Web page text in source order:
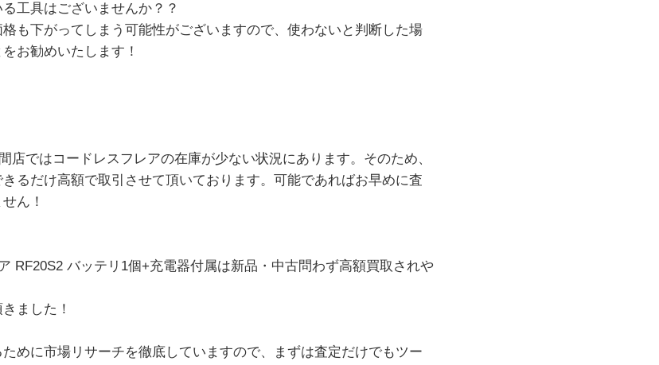
工具はございませんか？？
も下がってしまう可能性がございますので、使わないと判断した場
お勧めいたします！
店ではコードレスフレアの在庫が少ない状況にあります。そのため、
るだけ高額で取引させて頂いております。可能であればお早めに査
ん！
RF20S2 バッテリ1個+充電器付属は新品・中古問わず高額買取されや
ました！
めに市場リサーチを徹底していますので、まずは査定だけでもツー